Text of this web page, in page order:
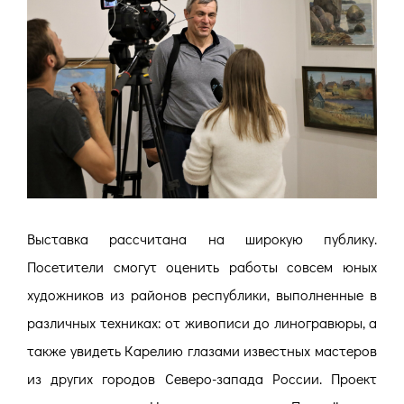
Выставка рассчитана на широкую публику.
Посетители смогут оценить работы совсем юных
художников из районов республики, выполненные в
различных техниках: от живописи до линогравюры, а
также увидеть Карелию глазами известных мастеров
из других городов Северо-запада России. Проект